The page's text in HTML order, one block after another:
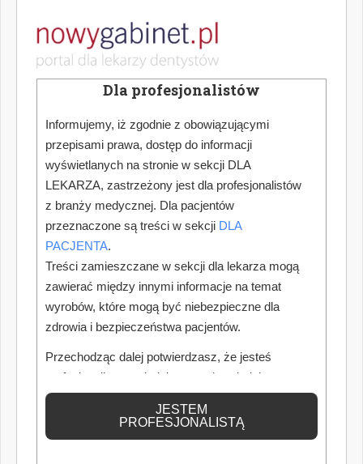
Dla profesjonalistów
Informujemy, iż zgodnie z obowiązującymi
przepisami prawa, dostęp do informacji
wyświetlanych na stronie w sekcji DLA
LEKARZA, zastrzeżony jest dla profesjonalistów
z branży medycznej. Dla pacjentów
przeznaczone są treści w sekcji DLA
PACJENTA.
Treści zamieszczane w sekcji dla lekarza mogą
zawierać między innymi informacje na temat
wyrobów, które mogą być niebezpieczne dla
zdrowia i bezpieczeństwa pacjentów.
Przechodząc dalej potwierdzasz, że jesteś
profesjonalistą posiadającym odpowiednią
wiedzę medyczną.
JESTEM
PROFESJONALISTĄ